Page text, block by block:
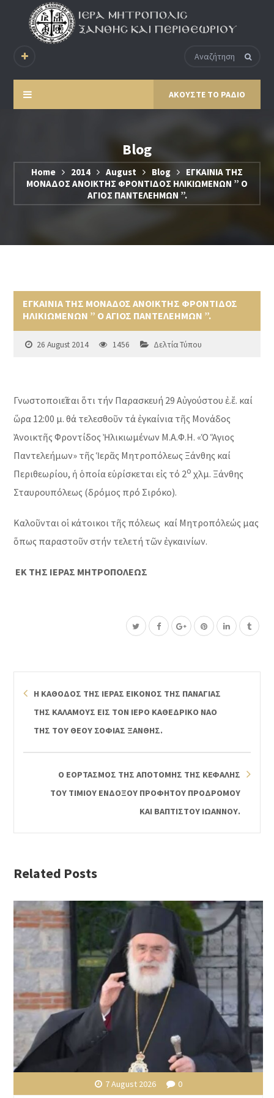
ΑΚΟΥΣΤΕ ΤΟ ΡΑΔΙΟ
Blog
Home 2014 August Blog
ΕΓΚΑΙΝΙΑ ΤΗΣ
ΜΟΝΑΔΟΣ ΑΝΟΙΚΤΗΣ ΦΡΟΝΤΙΔΟΣ ΗΛΙΚΙΩΜΕΝΩΝ ” Ο
ΑΓΙΟΣ ΠΑΝΤΕΛΕΗΜΩΝ ”.
ΕΓΚΑΙΝΙΑ ΤΗΣ ΜΟΝΑΔΟΣ ΑΝΟΙΚΤΗΣ ΦΡΟΝΤΙΔΟΣ
ΗΛΙΚΙΩΜΕΝΩΝ ” Ο ΑΓΙΟΣ ΠΑΝΤΕΛΕΗΜΩΝ ”.
26 August 2014 1456 Δελτία Τύπου
Γνωστοποιεῖται ὅτι τήν Παρασκευή 29 Αὐγούστου ἐ.ἔ. καί
ὥρα 12:00 μ. θά τελεσθοῦν τά ἐγκαίνια τῆς Μονάδoς
Ἀνοικτῆς Φροντίδoς Ἠλικιωμένων Μ.Α.Φ.Η. «Ὁ Ἅγιος
Παντελεήμων» τῆς Ἱερᾶς Μητροπόλεως Ξάνθης καί
Περιθεωρίου, ἡ ὁποία εὑρίσκεται εἰς τό 2ο χλμ. Ξάνθης
Σταυρουπόλεως (δρόμος πρό Σιρόκο).
Καλοῦνται οἱ κάτοικοι τῆς πόλεως καί Μητροπόλεώς μας
ὅπως παραστοῦν στήν τελετή τῶν ἐγκαινίων.
ΕΚ ΤΗΣ ΙΕΡΑΣ ΜΗΤΡΟΠΟΛΕΩΣ
Η ΚΑΘΟΔΟΣ ΤΗΣ ΙΕΡΑΣ ΕΙΚΟΝΟΣ ΤΗΣ ΠΑΝΑΓΙΑΣ
ΤΗΣ ΚΑΛΑΜΟΥΣ ΕΙΣ ΤΟΝ ΙΕΡΟ ΚΑΘΕΔΡΙΚΟ ΝΑΟ
ΤΗΣ ΤΟΥ ΘΕΟΥ ΣΟΦΙΑΣ ΞΑΝΘΗΣ.
Ο ΕΟΡΤΑΣΜΟΣ ΤΗΣ ΑΠΟΤΟΜΗΣ ΤΗΣ ΚΕΦΑΛΗΣ
ΤΟΥ ΤΙΜΙΟΥ ΕΝΔΟΞΟΥ ΠΡΟΦΗΤΟΥ ΠΡΟΔΡΟΜΟΥ
ΚΑΙ ΒΑΠΤΙΣΤΟΥ ΙΩΑΝΝΟΥ.
Related Posts
7 August 2026 0